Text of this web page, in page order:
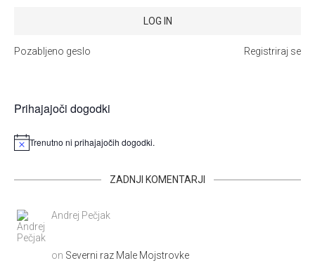
Registriraj se
Pozabljeno geslo
Prihajajoči dogodki
Trenutno ni prihajajočih dogodki.
ZADNJI KOMENTARJI
Andrej Pečjak
on Severni raz Male Mojstrovke